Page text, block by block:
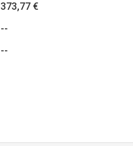
373,77 €
--
--